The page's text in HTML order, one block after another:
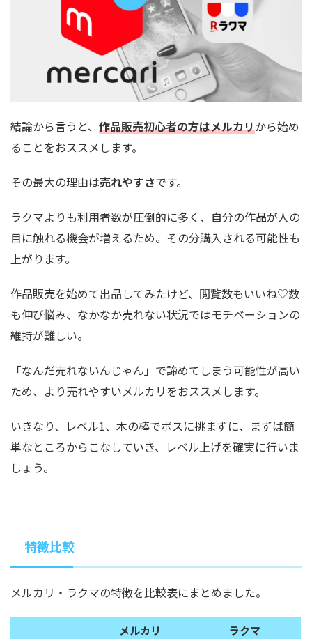
結論から言うと、 作品販売初心者の方はメルカリから始め
ることをおススメします。
その最大の理由は売れやすさです。
ラクマよりも利用者数が圧倒的に多く、自分の作品が人の
目に触れる機会が増えるため。その分購入される可能性も
上がります。
作品販売を始めて出品してみたけど、閲覧数もいいね♡数
も伸び悩み、なかなか売れない状況ではモチベーションの
維持が難しい。
「なんだ売れないんじゃん」で諦めてしまう可能性が高い
ため、より売れやすいメルカリをおススメします。
いきなり、レベル1、木の棒でボスに挑まずに、まずば簡
単なところからこなしていき、レベル上げを確実に行いま
しょう。
特徴比較
メルカリ・ラクマの特徴を比較表にまとめました。
メルカリ
ラクマ